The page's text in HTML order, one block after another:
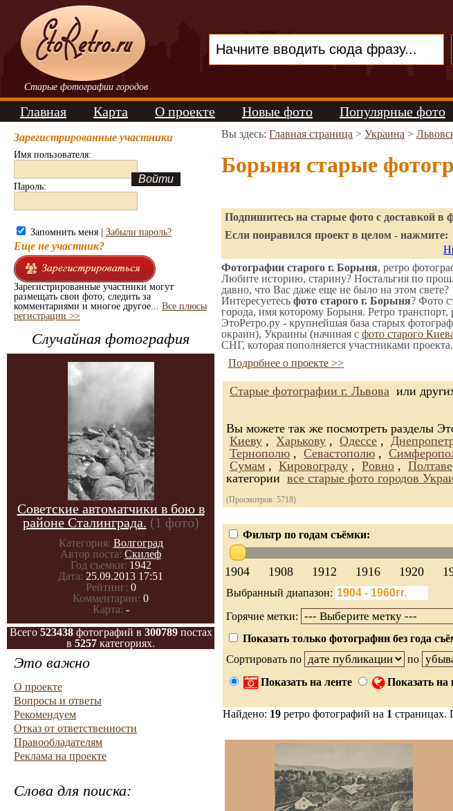
Старые фотографии городов
Главная Карта О проекте Новые фото Популярные фото
Зарегистрированные участники
Имя пользователя:
Пароль:
Запомнить меня | Забыли пароль?
Еще не участник?
Зарегистрированные участники могут
размещать свои фото, следить за
комментариями и многое другое... Все плюсы
регистрации >>
Случайная фотография
Советские автоматчики в бою в
районе Сталинграда. (1 фото)
Категория: Волгоград
Автор поста: Скилеф
Год съемки: 1942
Дата: 25.09.2013 17:51
Рейтинг: 0
Комментарии: 0
Карта: -
Всего 523438фотографий в 300789постах
в 5257 категориях.
Это важно
О проекте
Вопросы и ответы
Рекомендуем
Отказ от ответственности
Правообладателям
Реклама на проекте
Слова для поиска:
Вы здесь: Главная страница > Украина >
Борыня старые
Подпишитесь на старые фото с доставкой в
Если понравился проект в целом - нажмите:
Фотографии старого г. Борыня, ретро
Любите историю, старину? Ностальгия по
давно, что Вас даже еще не было на этом свете?
Интересуетесь фото старого г. Борыня? Фото
города, имя которому Борыня. Ретро
ЭтоРетро.ру - крупнейшая база старых
окраин), Украины (начиная с фото старого
СНГ, которая пополняется участниками проекта.
Подробнее о проекте >>
Старые фотографии г. Львова или
Вы можете так же посмотреть разделы
Киеву , Харькову , Одессе ,
Тернополю , Севастополю ,
Сумам , Кировограду , Ровно , Полтаве
категории все старые фото городов
(Просмотров: 5718)
Фильтр по годам съёмки:
1904 1908 1912 1916 1920
Выбранный диапазон:
Горячие метки:
Показать только фотографии без года
Сортировать по
по
Показать на ленте
Показать на
Найдено: 19 ретро фотографий на 1 страницах.